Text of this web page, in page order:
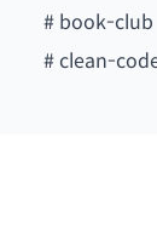
# book-club
#clean-